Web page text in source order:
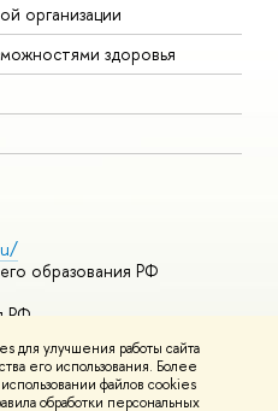
для улучшения работы сайта
его использования. Более
файлов cookies
обработки персональных
организации
здоровья
образования РФ
РФ
курсы